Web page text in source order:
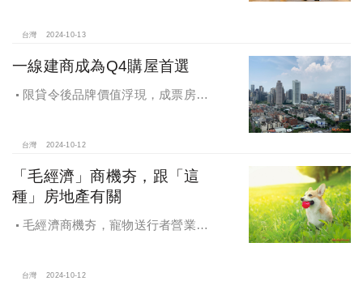
台灣 2024-10-13
一線建商成為Q4購屋首選
限貸令後品牌價值浮現，成票房保
台灣 2024-10-12
「毛經濟」商機夯，跟「這
種」房地產有關
毛經濟商機夯，寵物送行者營業額
台灣 2024-10-12